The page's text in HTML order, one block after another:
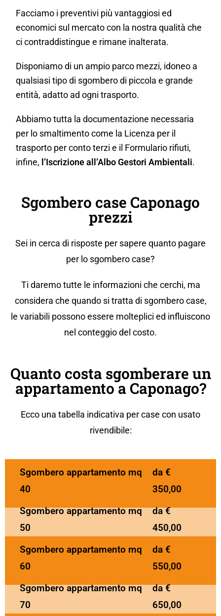
Facciamo i preventivi più vantaggiosi ed
economici sul mercato con la nostra qualità che
ci contraddistingue e rimane inalterata.
Disponiamo di un ampio parco mezzi, idoneo a
qualsiasi tipo di sgombero di piccola e grande
entità, adatto ad ogni trasporto.
Abbiamo tutta la documentazione necessaria
per lo smaltimento come la Licenza per il
trasporto per conto terzi e il Formulario rifiuti,
infine, l’Iscrizione all’Albo Gestori Ambientali.
Sgombero case Caponago
prezzi
Sei in cerca di risposte per sapere quanto pagare
per lo sgombero case?
Ti daremo tutte le informazioni che cerchi, ma
considera che quando si tratta di sgombero case,
le variabili possono essere molteplici ed influiscono
nel conteggio del costo.
Quanto costa sgomberare un
appartamento a Caponago?
Ecco una tabella indicativa per case con usato
rivendibile:
Sgombero appartamento mq
40
da €
350,00
Sgombero appartamento mq
50
da €
450,00
Sgombero appartamento mq
60
da €
550,00
Sgombero appartamento mq
70
da €
650,00